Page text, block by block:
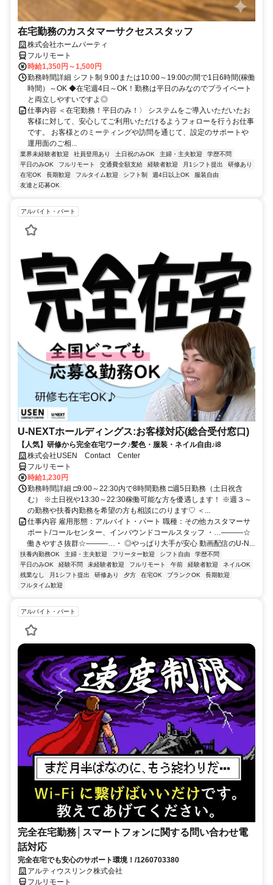
在宅勤務のカスタマーサクセススタッフ
株式会社ホームパーティ
フルリモート
時給1,350円～1,500円
勤務時間詳細 シフト制 9:00または10:00～19:00の間で1日6時間(稼働
時間）～OK ◆在宅週4日～OK！勤務は平日のみなのでプライベート
と両立しやすいですよ◎
仕事内容 ＜在宅勤務！平日のみ！〉 システムをご導入いただいたお
客様に対して、安心してご利用いただけるようフォローを行うお仕事
です。 お客様とのミーティングや訪問を通じて、設定のサポートや
運用面のご相...
業界未経験者歓迎 社員登用あり 土日祝のみOK 主婦・主夫歓迎
学歴不問
平日のみOK
フルリモート 交通費全額支給 経験者歓迎 月1シフト提出
研修あり
在宅OK
長期歓迎 フルタイム歓迎 シフト制 週4日以上OK
服装自由
友達と応募OK
アルバイト・パート
U-NEXTホールディングス:お客様対応(総合受付窓口)
【人気】研修から完全在宅ワーク♪髪色・服装・ネイル自由♪i8
株式会社USEN Contact Center
フルリモート
時給1,230円
勤務時間詳細 □9:00～22:30内で8時間勤務 □週5日勤務（土日祝含
む） ※土日祝や13:30～22:30稼働可能な方を優遇します！ ※週３～
の勤務や扶養内勤務を希望の方も相談にのります♡ ＜...
仕事内容 雇用形態：アルバイト・パート 職種：その他カスタマーサ
ポート/コールセンター、インバウンドコールスタッフ ・…―――☆
働きやすさ抜群☆―――…・ ◎やっぱり大手が安心 動画配信のU-N...
扶養内勤務OK 主婦・主夫歓迎 フリーター歓迎 シフト自由
学歴不問
平日のみOK
経験不問 未経験者歓迎 フルリモート 午前 経験者歓迎
ネイルOK
残業なし
月1シフト提出 研修あり 夕方 在宅OK ブランクOK
長期歓迎
フルタイム歓迎
アルバイト・パート
完全在宅勤務│スマートフォンに関する問い合わせ電
話対応
完全在宅でも安心のサポート環境！/1260703380
アルティウスリンク株式会社
フルリモート